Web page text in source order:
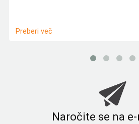
Preberi več
Naročite se na